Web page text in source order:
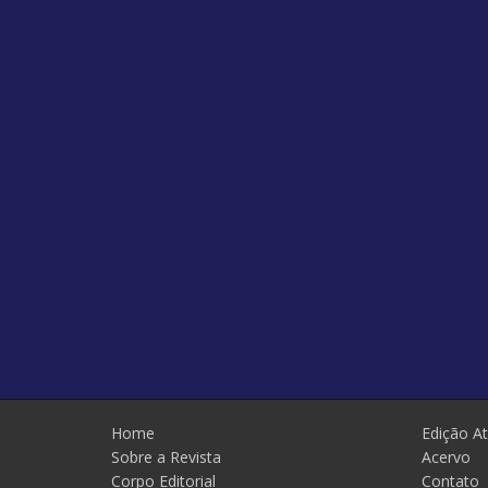
Home
Sobre a Revista
Corpo Editorial
Edição
Acervo
Contato